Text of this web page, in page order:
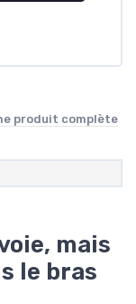
produit complète
mais
le bras